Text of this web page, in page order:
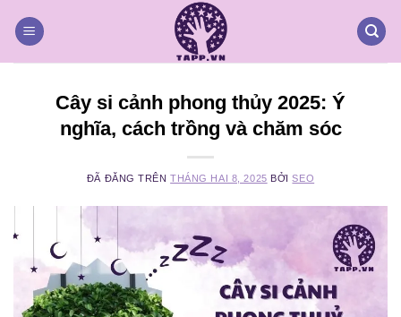
đến
Cây si cảnh phong thủy 2025: Ý
nghĩa, cách trồng và chăm sóc
ĐÃ ĐĂNG TRÊNTHÁNG HAI 8, 2025 BỞISEO